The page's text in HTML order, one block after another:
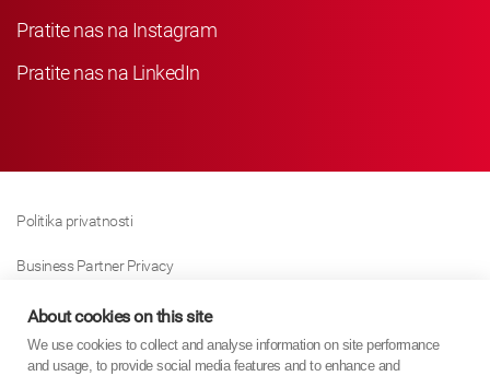
Pratite nas na Instagram
Pratite nas na LinkedIn
Politika privatnosti
Business Partner Privacy
Politika Kolačića
Modern Slavery Act Policy
About cookies on this site
We use cookies to collect and analyse information on site performance
and usage, to provide social media features and to enhance and